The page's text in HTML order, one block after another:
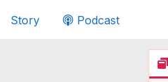
Story Podcast